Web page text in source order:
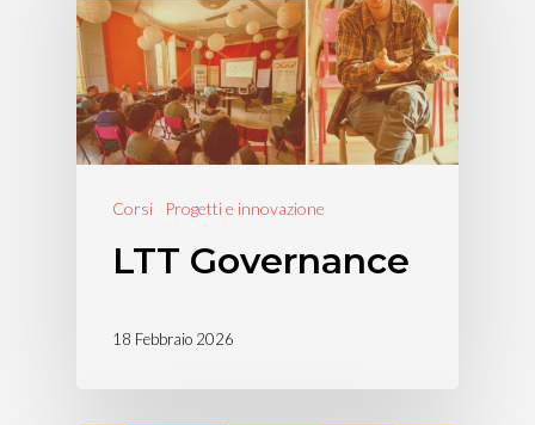
Corsi Progetti e innovazione
LTT Governance
18 Febbraio 2026